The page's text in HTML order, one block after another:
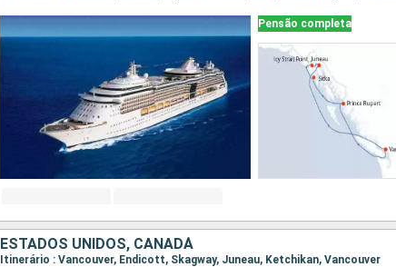
Pensão completa
ESTADOS UNIDOS, CANADÁ
Itinerário : Vancouver, Endicott, Skagway, Juneau, Ketchikan, Vancouver